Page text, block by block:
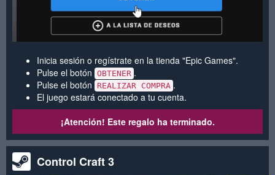
Inicia sesión o regístrate en la tienda "Epic Games".
Pulse el botón OBTENER .
Pulse el botón
REALIZAR COMPRA .
El juego estará conectado a tu cuenta.
¡Atención! Este regalo ha terminado.
Control Craft 3